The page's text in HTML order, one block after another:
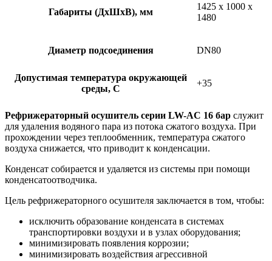
Габариты (ДхШхВ), мм
1425 х 1000 х
1480
Диаметр подсоединения DN80
Допустимая температура окружающей
среды, С
+35
Рефрижераторный осушитель серии LW-AC 16 бар служит
для удаления водяного пара из потока сжатого воздуха. При
прохождении через теплообменник, температура сжатого
воздуха снижается, что приводит к конденсации.
Конденсат собирается и удаляется из системы при помощи
конденсатоотводчика.
Цель рефрижераторного осушителя заключается в том, чтобы:
исключить образование конденсата в системах
транспортировки воздухи и в узлах оборудования;
минимизировать появления коррозии;
минимизировать воздействия агрессивной